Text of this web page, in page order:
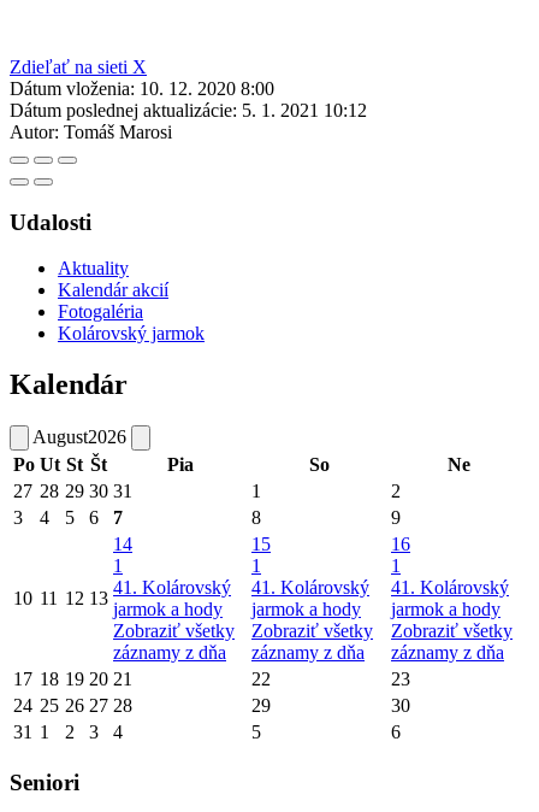
Zdieľať na sieti X
Dátum vloženia: 10. 12. 2020 8:00
Dátum poslednej aktualizácie: 5. 1. 2021 10:12
Autor: Tomáš Marosi
Udalosti
Aktuality
Kalendár akcií
Fotogaléria
Kolárovský jarmok
Kalendár
August2026
Po Ut St Št Pia So
Ne
27 28 29 30 31 1
2
3
4 5 6 7 8 9
10 11 12 13
14
1
41. Kolárovský
jarmok a hody
Zobraziť všetky
záznamy z dňa
15
1
41. Kolárovský
jarmok a hody
Zobraziť všetky
záznamy z dňa
16
1
41. Kolárovský
jarmok a hody
Zobraziť všetky
záznamy z dňa
17 18 19 20 21 22
23
24 25 26 27 28 29
30
31 1 2 3 4 5 6
Seniori